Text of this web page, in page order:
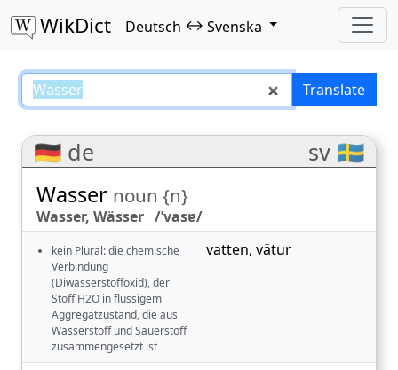
WikDict Deutsch ↔ Svenska
Wasser – Deutsch–Svenska
Translate
🇩🇪 de sv 🇸🇪
Wasser noun {n}
Wasser, Wässer /ˈvasɐ/
kein Plural: die chemische
Verbindung
(Diwasserstoffoxid), der
Stoff H2O in flüssigem
Aggregatzustand, die aus
Wasserstoff und Sauerstoff
zusammengesetzt ist
vatten, vätur